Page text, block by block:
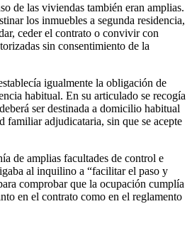
de las viviendas también eran amplias.
los inmuebles a segunda residencia,
ceder el contrato o convivir con
sin consentimiento de la
igualmente la obligación de
habitual. En su articulado se recogía
ser destinada a domicilio habitual
familiar adjudicataria, sin que se acepte
de amplias facultades de control e
al inquilino a “facilitar el paso y
comprobar que la ocupación cumplía
en el contrato como en el reglamento